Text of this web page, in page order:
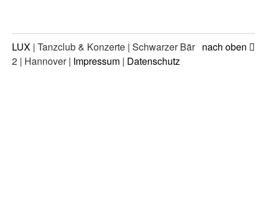
nach oben
LUX | Tanzclub & Konzerte | Schwarzer Bär
2 | Hannover | Impressum | Datenschutz